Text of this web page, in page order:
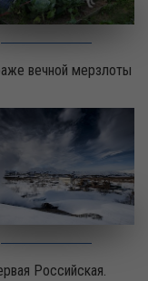
вечной мерзлоты
Российская.